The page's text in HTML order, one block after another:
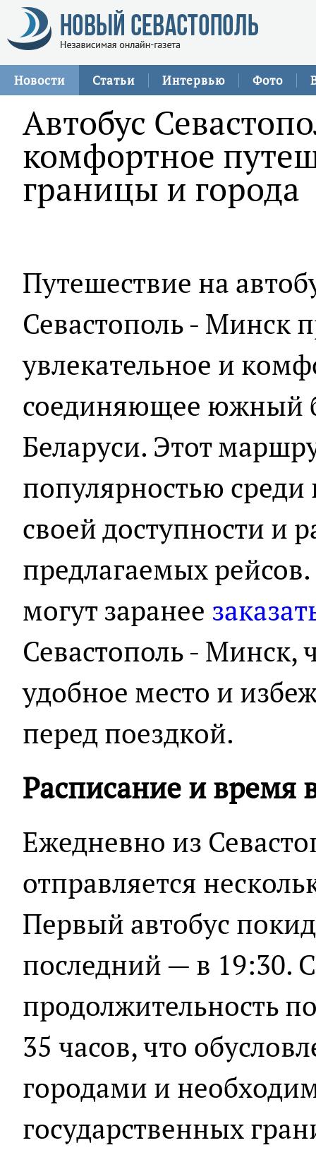
Новости Статьи Интервью Фото
Автобус
комфортное
границы и города
Путешествие на
Севастополь - Минск
увлекательное и
соединяющее южный
Беларуси. Этот
популярностью среди
своей доступности и
предлагаемых
могут заранее
Севастополь - Минск,
удобное место и
перед поездкой.
Расписание и время
Ежедневно из
отправляется
Первый автобус
последний — в 19:30.
продолжительность
35 часов, что
городами и
государственных